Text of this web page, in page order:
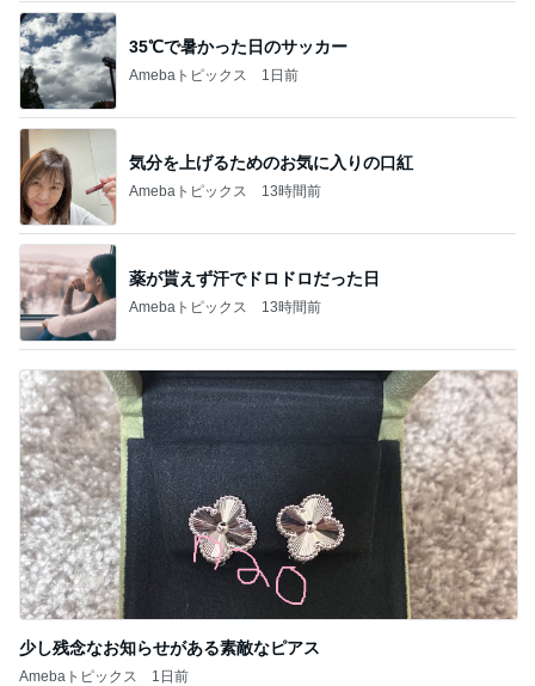
35℃で暑かった日のサッカー
Amebaトピックス 1日前
気分を上げるためのお気に入りの口紅
Amebaトピックス 13時間前
薬が貰えず汗でドロドロだった日
Amebaトピックス 13時間前
少し残念なお知らせがある素敵なピアス
Amebaトピックス 1日前